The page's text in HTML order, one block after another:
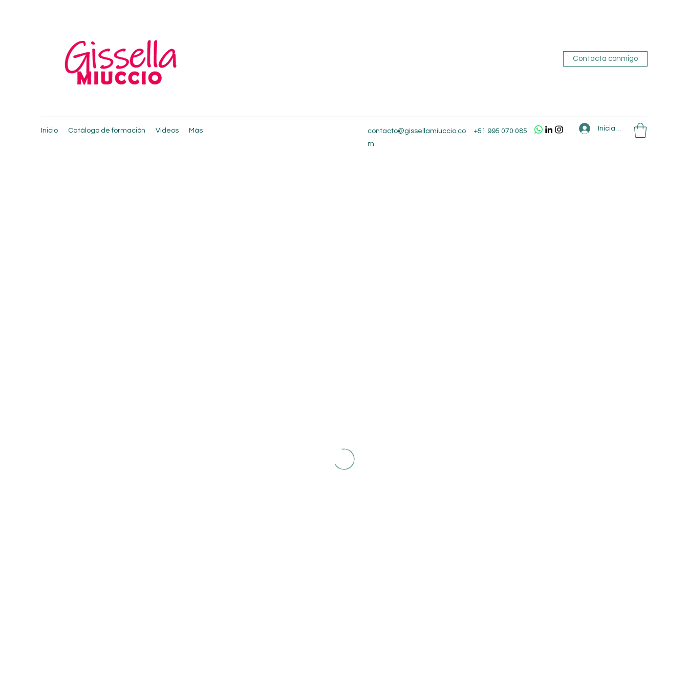
Contacta conmigo
Inicio Catálogo de formación Videos Más
contacto@gissellamiuccio.co
m
+51 995 070 085 Iniciar sesión